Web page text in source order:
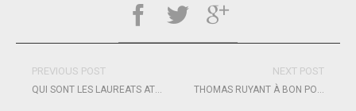
PREVIOUS POST
QUI SONT LES LAUREATS ATOUT SOLEIL 2023 ?
NEXT POST
THOMAS RUYANT À BON PORT !